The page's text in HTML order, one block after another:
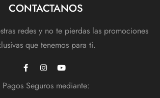
CONTACTANOS
redes y no te pierdas las promociones
que tenemos para ti.
Pagos Seguros mediante: